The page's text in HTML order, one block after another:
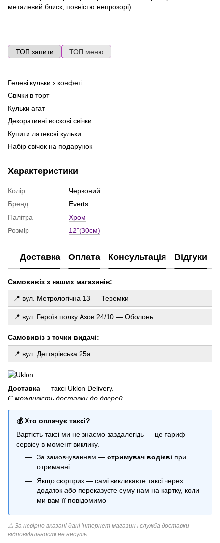
металевий блиск, повністю непрозорі)
ТОП запити ТОП меню
Гелеві кульки з конфеті
Свічки в торт
Кульки агат
Декоративні воскові свічки
Купити латексні кульки
Набір свічок на подарунок
Гірлянди з паперу
Шаріки на виписку з роддому
Свічки цифри
Купити свічки для дому
Цифри з кульок
Куля баблс
Кульки майнкрафт
Одноразовий святковий посуд
Свічки київ
Все для свята купити
Набір кульок щенячий патруль
Фотозони київ
Характеристики
Колір
Червоний
Бренд
Everts
Палітра
Хром
Розмір
12"(30см)
Доставка Оплата Консультація Відгуки
Самовивіз з наших магазинів:
📍 вул. Метрологічна 13 — Теремки
📍 вул. Героїв полку Азов 24/10 — Оболонь
Самовивіз з точки видачі:
📍 вул. Дегтярівська 25а
Доставка — таксі Uklon Delivery.
Є можливість доставки до дверей.
💰 Хто оплачує таксі?
Вартість таксі ми не знаємо заздалегідь — це тариф
сервісу в момент виклику.
За замовчуванням — отримувач водієві при
отриманні
Якщо сюрприз — самі викликаєте таксі через
додаток або переказуєте суму нам на картку, коли
ми вам її повідомимо
⚠ За невірно вказані дані інтернет-магазин і служба доставки
відповідальності не несуть.